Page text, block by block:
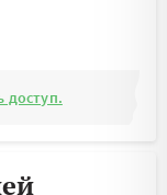
доступ.